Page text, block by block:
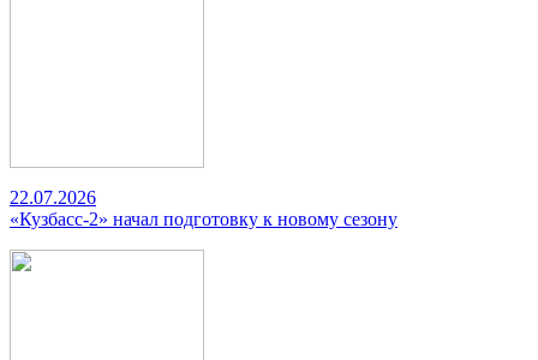
22.07.2026
«Кузбасс-2» начал подготовку к новому сезону